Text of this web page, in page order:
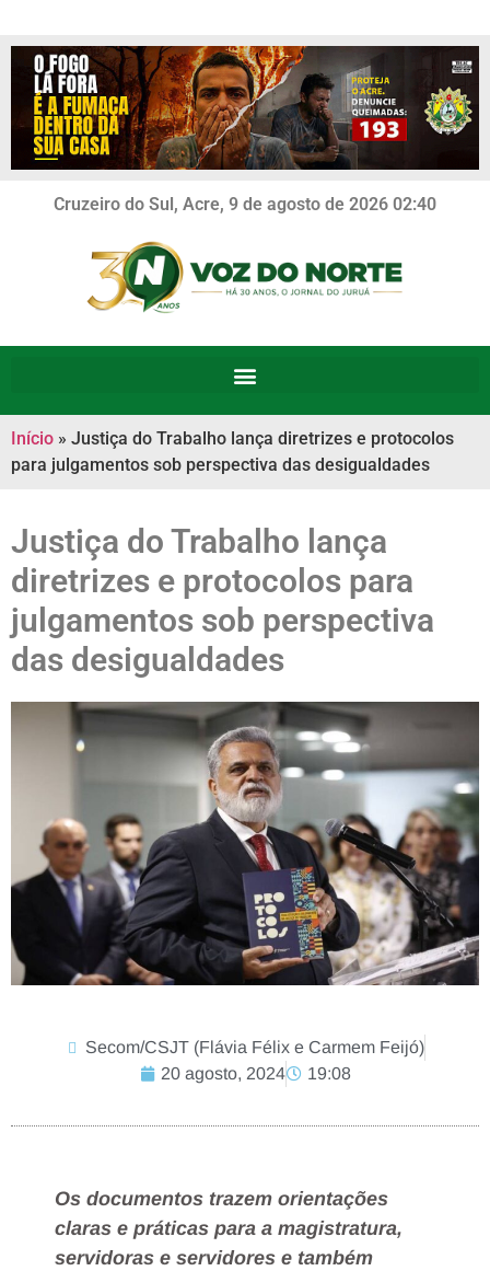
Cruzeiro do Sul, Acre, 9 de agosto de 2026 02:40
Início » Justiça do Trabalho lança diretrizes e protocolos
para julgamentos sob perspectiva das desigualdades
Justiça do Trabalho lança
diretrizes e protocolos para
julgamentos sob perspectiva
das desigualdades
Secom/CSJT (Flávia Félix e Carmem Feijó)
20 agosto, 2024
19:08
Os documentos trazem orientações
claras e práticas para a magistratura,
servidoras e servidores e também